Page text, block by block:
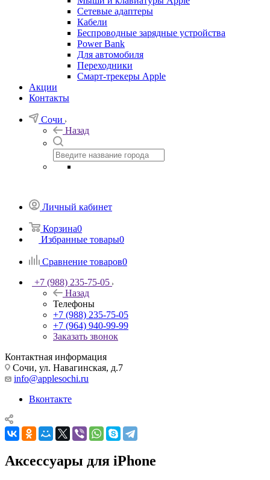
Сетевые адаптеры
Кабели
Беспроводные зарядные устройства
Power Bank
Для автомобиля
Переходники
Смарт-трекеры Apple
Акции
Контакты
Сочи
Назад
Личный кабинет
Корзина0
Избранные товары0
Сравнение товаров0
+7 (988) 235-75-05
Назад
Телефоны
+7 (988) 235-75-05
+7 (964) 940-99-99
Заказать звонок
Контактная информация
Сочи, ул. Навагинская, д.7
info@applesochi.ru
Вконтакте
Аксессуары для iPhone